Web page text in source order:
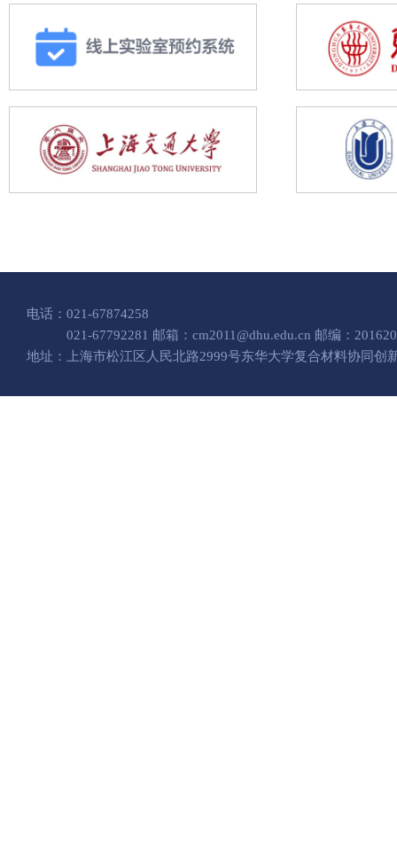
电话：021-67874258
021-67792281 邮箱：cm2011@dhu.edu.cn 邮编：201620
地址：上海市松江区人民北路2999号东华大学复合材料协同创